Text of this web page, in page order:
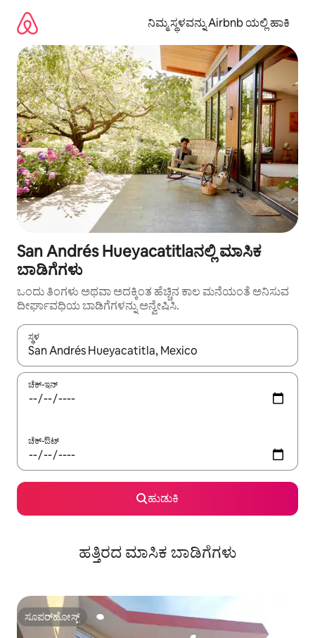
ಹೋಗಿ
ನಿಮ್ಮ ಸ್ಥಳವನ್ನು Airbnb ಯಲ್ಲಿ ಹಾಕಿ
San Andrés Hueyacatitlaನಲ್ಲಿ ಮಾಸಿಕ
ಬಾಡಿಗೆಗಳು
ಒಂದು ತಿಂಗಳು ಅಥವಾ ಅದಕ್ಕಿಂತ ಹೆಚ್ಚಿನ ಕಾಲ ಮನೆಯಂತೆ ಅನಿಸುವ
ದೀರ್ಘಾವಧಿಯ ಬಾಡಿಗೆಗಳನ್ನು ಅನ್ವೇಷಿಸಿ.
ಸ್ಥಳ
ಫಲಿತಾಂಶಗಳು ಲಭ್ಯವಿರುವಾಗ, ಅಪ್ ಮತ್ತು ಡೌನ್ ಬಾಣದ ಕೀಲಿಗಳೊಂದಿಗೆ
ಚೆಕ್-ಇನ್
ಚೆಕ್-ಔಟ್
ಹುಡುಕಿ
ಹತ್ತಿರದ ಮಾಸಿಕ ಬಾಡಿಗೆಗಳು
ಸೂಪರ್‌ಹೋಸ್ಟ್
ಸೂಪರ್‌ಹೋಸ್ಟ್